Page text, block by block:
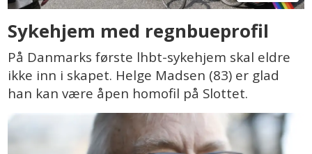
Sykehjem med regnbueprofil
På Danmarks første lhbt-sykehjem skal eldre
ikke inn i skapet. Helge Madsen (83) er glad
han kan være åpen homofil på Slottet.